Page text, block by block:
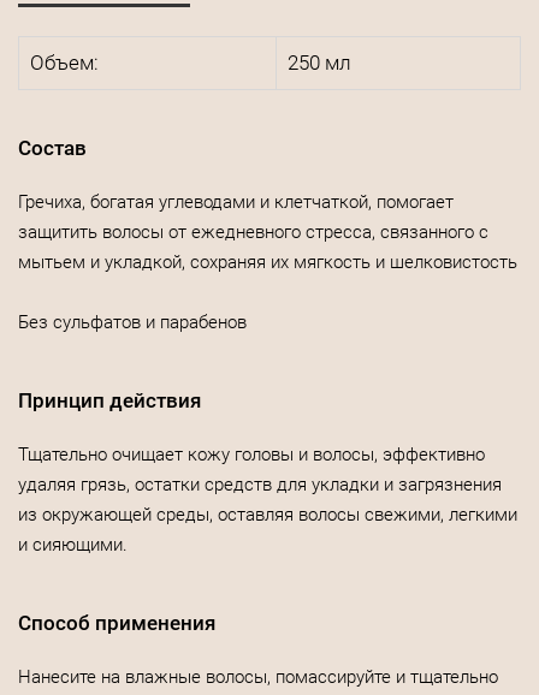
Объем: 250 мл
Состав
Гречиха, богатая углеводами и клетчаткой, помогает
защитить волосы от ежедневного стресса, связанного с
мытьем и укладкой, сохраняя их мягкость и шелковистость
Без сульфатов и парабенов
Принцип действия
Тщательно очищает кожу головы и волосы, эффективно
удаляя грязь, остатки средств для укладки и загрязнения
из окружающей среды, оставляя волосы свежими, легкими
и сияющими.
Способ применения
Нанесите на влажные волосы, помассируйте и тщательно